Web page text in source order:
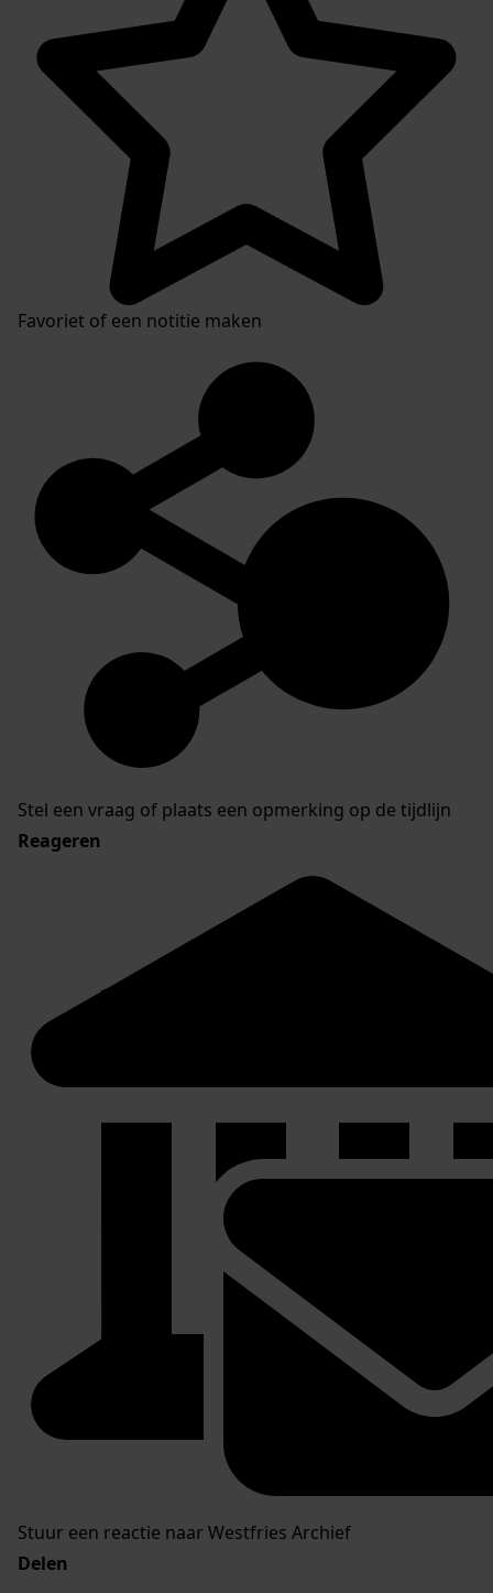
Favoriet of een notitie maken
Stel een vraag of plaats een opmerking op de tijdlijn
Reageren
Stuur een reactie naar Westfries Archief
Delen